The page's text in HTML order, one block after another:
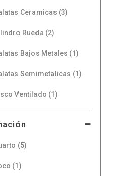
Ceramicas (3)
Rueda (2)
Bajos Metales (1)
Semimetalicas (1)
Ventilado (1)
(5)
(1)